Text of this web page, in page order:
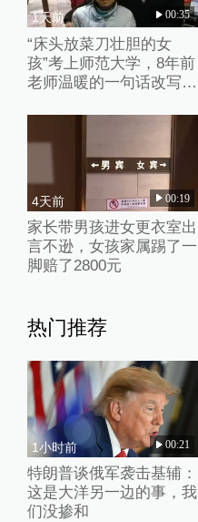
1天前 00:35
“床头放菜刀壮胆的女
孩”考上师范大学，8年前
老师温暖的一句话改写了
4天前 00:19
家长带男孩进女更衣室出
言不逊，女孩家属踢了一
脚赔了2800元
热门推荐
1小时前 00:21
特朗普谈俄军袭击基辅：
这是大洋另一边的事，我
们没掺和